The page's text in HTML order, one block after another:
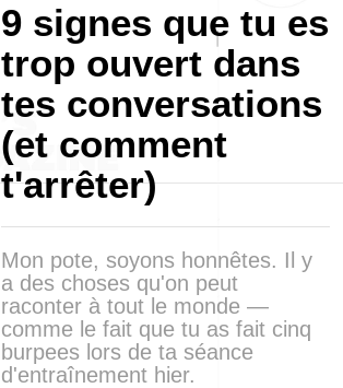
9 signes que tu es
trop ouvert dans
tes conversations
(et comment
t'arrêter)
Mon pote, soyons honnêtes. Il y
a des choses qu'on peut
raconter à tout le monde —
comme le fait que tu as fait cinq
burpees lors de ta séance
d'entraînement hier.